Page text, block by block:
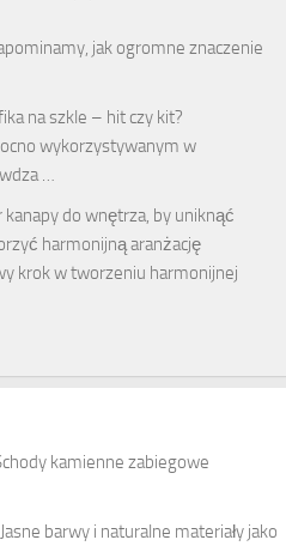
jak ogromne znaczenie
na szkle – hit czy kit?
wykorzystywanym w
…
kanapy do wnętrza, by uniknąć
harmonijną aranżację
krok w tworzeniu harmonijnej
kamienne zabiegowe
barwy i naturalne materiały jako